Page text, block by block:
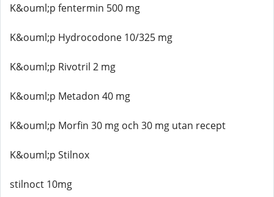
K&ouml;p fentermin 500 mg
K&ouml;p Hydrocodone 10/325 mg
K&ouml;p Rivotril 2 mg
K&ouml;p Metadon 40 mg
K&ouml;p Morfin 30 mg och 30 mg utan recept
K&ouml;p Stilnox
stilnoct 10mg